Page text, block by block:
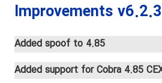
Improvements v6.2.3
Added spoof to 4.85
Added support for Cobra 4.85